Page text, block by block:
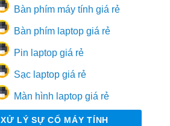
Bàn phím máy tính giá rẻ
Bàn phím laptop giá rẻ
Pin laptop giá rẻ
Sạc laptop giá rẻ
Màn hình laptop giá rẻ
XỬ LÝ SỰ CỐ MÁY TÍNH